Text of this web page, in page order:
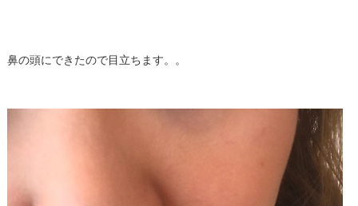
鼻の頭にできたので目立ちます。。